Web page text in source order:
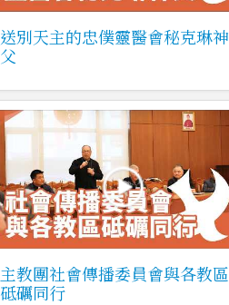
送別天主的忠僕靈醫會秘克琳神
父
主教團社會傳播委員會與各教區
砥礪同行